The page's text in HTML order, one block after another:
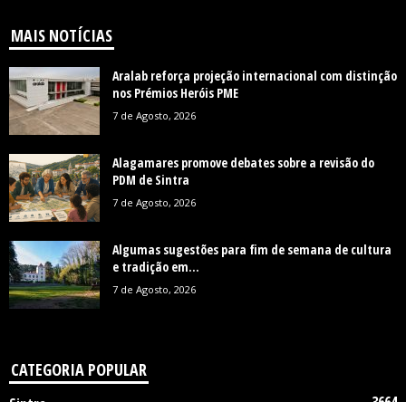
MAIS NOTÍCIAS
Aralab reforça projeção internacional com distinção
nos Prémios Heróis PME
7 de Agosto, 2026
Alagamares promove debates sobre a revisão do
PDM de Sintra
7 de Agosto, 2026
Algumas sugestões para fim de semana de cultura
e tradição em...
7 de Agosto, 2026
CATEGORIA POPULAR